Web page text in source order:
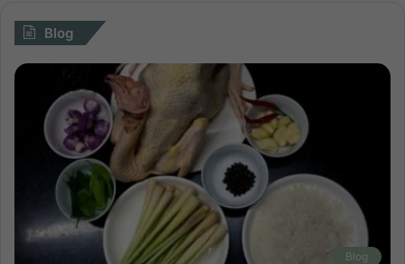
Blog
Blog